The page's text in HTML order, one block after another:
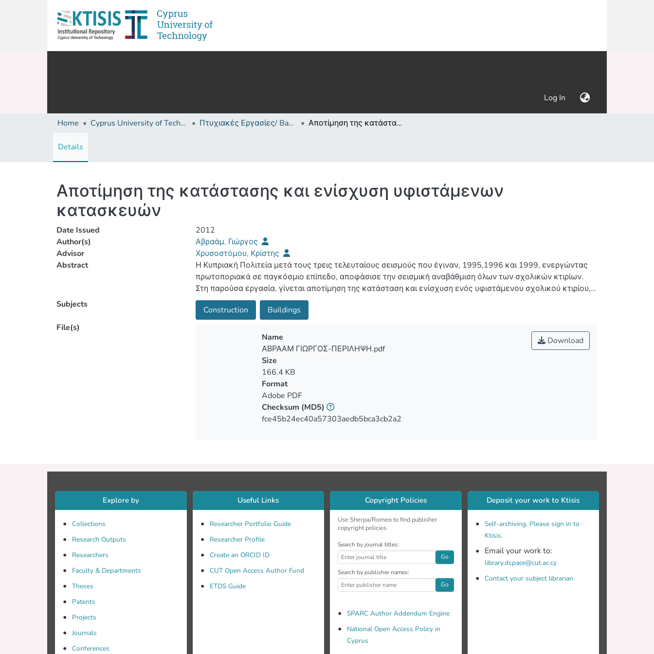
Log In (current)
Home Cyprus University of Technology (Research Output) Πτυχιακές Εργασίες/ Bachelor's Degree Theses Αποτίμηση της κατάστασης και ενίσχυση υφιστάμενων κατασκευών
Details
Αποτίμηση της κατάστασης και ενίσχυση υφιστάμενων
κατασκευών
Date Issued
2012
Author(s)
Αβραάμ, Γιώργος
Advisor
Χρυσοστόμου, Κρίστης
Abstract
Η Κυπριακή Πολιτεία μετά τους τρεις τελευταίους σεισμούς που έγιναν, 1995,1996 και 1999, ενεργώντας
πρωτοποριακά σε παγκόσμιο επίπεδο, αποφάσισε την σεισμική αναβάθμιση όλων των σχολικών κτιρίων.
Στη παρούσα εργασία, γίνεται αποτίμηση της κατάσταση και ενίσχυση ενός υφιστάμενου σχολικού κτιρίου,
του Β’ Δημοτικού σχολείου στη Λεμεσό. Αρχικά, γίνεται έλεγχος της υφιστάμενης κατάστασης με το
Κυπριακό Κανονισμό και τον Ευρωκώδικα 2 οι οποίοι και συγκρίνονται. Εν συνεχεία, ελέγχετε το
που προκύπτουν, γίνεται σχεδιασμός ενίσχυσης της κατασκευής ώστε να ικανοποιεί τα τρία επίπεδα
ασφάλειας όπως καθορίζονται για τα σχολεία. Γίνεται προσομοίωση του σχολείου από οπλισμένο
σκυρόδεμα στο πρόγραμμα 3DR.STRAD καθορίζονται οι παράμετροι ανάλυσης πραγματοποιούνται οι
μελέτες και παρουσιάζονται τα συμπεράσματα που εξάγονται από τις συγκριτικές μελέτες τόσο κατά την
αποτίμηση όσο και με την ενίσχυση του σχολείου.
Subjects
Construction
Buildings
File(s)
Download
Name
ΑΒΡΑΑΜ ΓΙΩΡΓΟΣ-ΠΕΡΙΛΗΨΗ.pdf
Size
166.4 KB
Format
Adobe PDF
Checksum (MD5)
fce45b24ec40a57303aedb5bca3cb2a2
Explore by
Collections
Research Outputs
Researchers
Faculty & Departments
Theses
Patents
Projects
Journals
Conferences
Useful Links
Researcher Portfolio Guide
Researcher Profile
Create an ORCID ID
CUT Open Access Author Fund
ETDS Guide
Copyright Policies
Use Sherpa/Romeo to find publisher
copyright policies
Search by journal titles:
Go
Search by publisher names:
Go
SPARC Author Addendum Engine
National Open Access Policy in
Cyprus
Deposit your work to Ktisis
Self-archiving. Please sign in to
Ktisis.
Email your work to:
library.dspace@cut.ac.cy
Contact your subject librarian